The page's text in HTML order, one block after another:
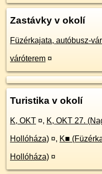
Zastávky v okolí
Füzérkajata, autóbusz-
váróterem ¤
Turistika v okolí
K, OKT ¤, K, OKT 27.
Hollóháza) ¤, K■
Hollóháza) ¤